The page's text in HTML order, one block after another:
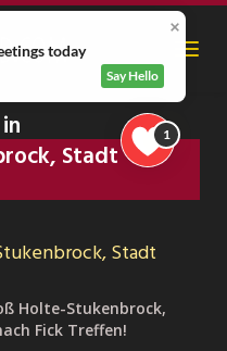
Stadt
Stadt
Holte-Stukenbrock,
Fick Treffen!
today
Say Hello
1